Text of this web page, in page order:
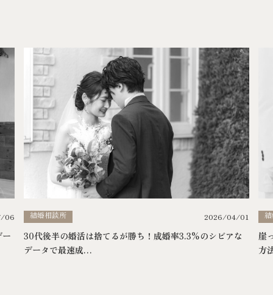
06 結婚相談所 2026/04/01
30代後半の婚活は捨てるが勝ち！成婚率3.3%のシビアな
データで最速成…
崖
方